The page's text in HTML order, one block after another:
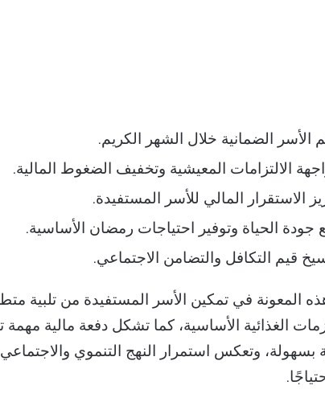
الأسر الضمانية خلال الشهر الكريم.
الالتزامات المعيشية وتخفيف الضغوط المالية.
الاستقرار المالي للأسر المستفيدة.
جودة الحياة وتوفير احتياجات رمضان الأساسية.
قيم التكافل والتضامن الاجتماعي.
المعونة في تمكين الأسر المستفيدة من تلبية
الغذائية الأساسية، كما تشكل دفعة مالية
بسهولة، وتعكس استمرار النهج التنموي